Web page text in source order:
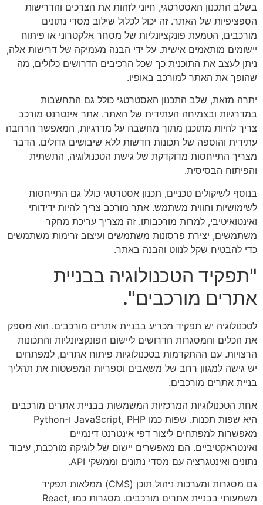
בשלב התכנון האסטרטגי, חיוני לזהות את הצרכים והדרישות
הספציפיות של האתר. זה יכול לכלול שילוב מסדי נתונים
מורכבים, הטמעת פונקציונליות של מסחר אלקטרוני או פיתוח
יישומים מותאמים אישית. על ידי הבנה מעמיקה של דרישות אלה,
ניתן לעצב את התוכנית כך שכל הרכיבים הדרושים כלולים, מה
שהופך את האתר למורכב באופיו.
יתרה מזאת, שלב התכנון האסטרטגי כולל גם התחשבות
במדרגיות ובצמיחה העתידית של האתר. אתר אינטרנט מורכב
צריך להיות מתוכנן מתוך מחשבה על מדרגיות, המאפשר הרחבה
עתידית והוספה של תכונות חדשות ללא שיבושים גדולים. הדבר
מצריך התייחסות מדוקדקת של גישת הטכנולוגיה, התשתית
והפיתוח הבסיסית.
בנוסף לשיקולים טכניים, תכנון אסטרטגי כולל גם התייחסות
לשימושיות וחווית משתמש. אתר מורכב צריך להיות ידידותי
ואינטואיטיבי, למרות מורכבותו. זה מצריך עריכת מחקר
משתמשים, יצירת פרסונות משתמשים ועיצוב זרימות משתמשים
כדי להבטיח שקל לנווט והבנה באתר.
"תפקיד הטכנולוגיה בבניית
אתרים מורכבים".
לטכנולוגיה יש תפקיד מכריע בבניית אתרים מורכבים. הוא מספק
את הכלים והמסגרות הדרושים ליישום הפונקציונליות והתכונות
הרצויות. עם ההתקדמות בטכנולוגיות פיתוח אתרים, למפתחים
יש גישה למגוון רחב של משאבים וספריות המפשטות את תהליך
בניית אתרים מורכבים.
אחת הטכנולוגיות המרכזיות המשמשות בבניית אתרים מורכבים
היא שפות תכנות. שפות כמו JavaScript, PHP ו-Python
מאפשרות למפתחים ליצור דפי אינטרנט דינמיים
ואינטראקטיביים. הם מאפשרים יישום של לוגיקה מורכבת, עיבוד
נתונים ואינטגרציה עם מסדי נתונים וממשקי API.
גם מסגרות ומערכות ניהול תוכן (CMS) ממלאות תפקיד
משמעותי בבניית אתרים מורכבים. מסגרות כמו React,